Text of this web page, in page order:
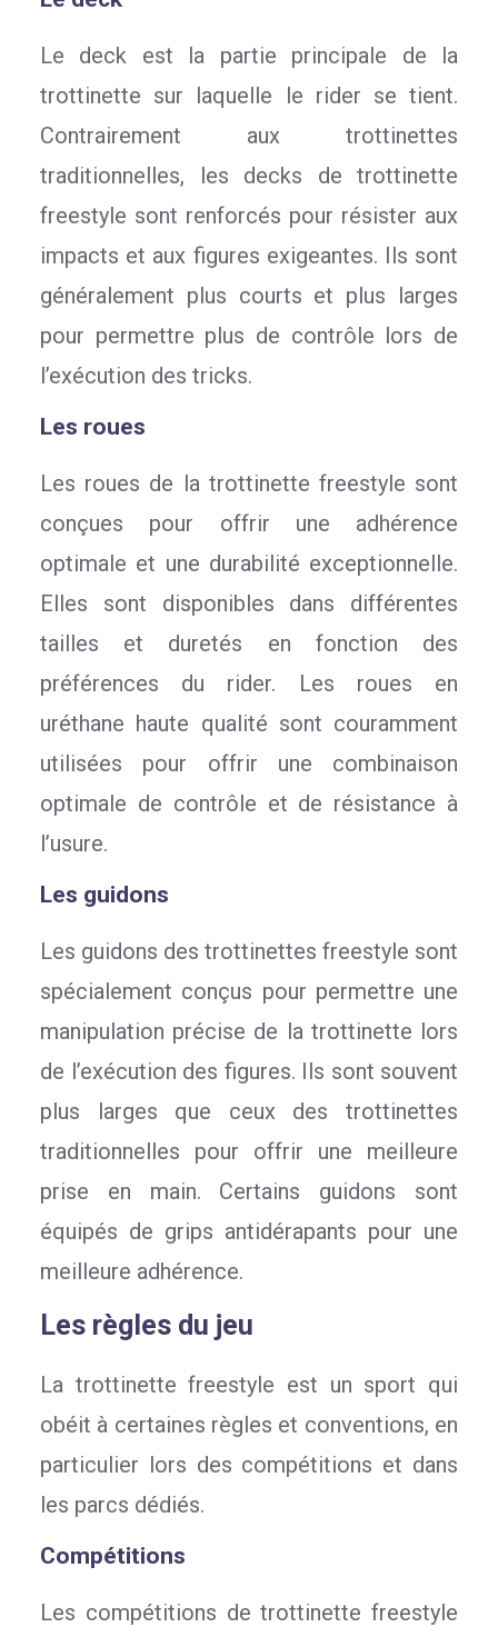
Le deck est la partie principale de la
trottinette sur laquelle le rider se tient.
Contrairement aux trottinettes
traditionnelles, les decks de trottinette
freestyle sont renforcés pour résister aux
impacts et aux figures exigeantes. Ils sont
généralement plus courts et plus larges
pour permettre plus de contrôle lors de
l’exécution des tricks.
Les roues
Les roues de la trottinette freestyle sont
conçues pour offrir une adhérence
optimale et une durabilité exceptionnelle.
Elles sont disponibles dans différentes
tailles et duretés en fonction des
préférences du rider. Les roues en
uréthane haute qualité sont couramment
utilisées pour offrir une combinaison
optimale de contrôle et de résistance à
l’usure.
Les guidons
Les guidons des trottinettes freestyle sont
spécialement conçus pour permettre une
manipulation précise de la trottinette lors
de l’exécution des figures. Ils sont souvent
plus larges que ceux des trottinettes
traditionnelles pour offrir une meilleure
prise en main. Certains guidons sont
équipés de grips antidérapants pour une
meilleure adhérence.
Les règles du jeu
La trottinette freestyle est un sport qui
obéit à certaines règles et conventions, en
particulier lors des compétitions et dans
les parcs dédiés.
Compétitions
Les compétitions de trottinette freestyle